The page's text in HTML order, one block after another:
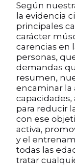
Según
la evidencia
principales
carácter
carencias en
personas,
demandas
resumen,
encaminar la
capacidades,
para reducir
con ese
activa,
y el
todas las
tratar